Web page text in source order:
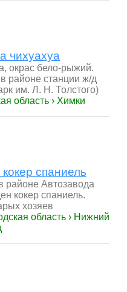
чихуахуа
окрас бело-рыжий.
районе станции ж/д
им. Л. Н. Толстого)
область › Химки
спаниель
районе Автозавода
кокер спаниель.
хозяев
область › Нижний